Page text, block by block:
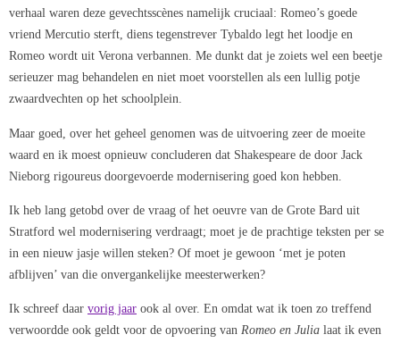
verhaal waren deze gevechtsscènes namelijk cruciaal: Romeo’s goede
vriend Mercutio sterft, diens tegenstrever Tybaldo legt het loodje en
Romeo wordt uit Verona verbannen. Me dunkt dat je zoiets wel een beetje
serieuzer mag behandelen en niet moet voorstellen als een lullig potje
zwaardvechten op het schoolplein.
Maar goed, over het geheel genomen was de uitvoering zeer de moeite
waard en ik moest opnieuw concluderen dat Shakespeare de door Jack
Nieborg rigoureus doorgevoerde modernisering goed kon hebben.
Ik heb lang getobd over de vraag of het oeuvre van de Grote Bard uit
Stratford wel modernisering verdraagt; moet je de prachtige teksten per se
in een nieuw jasje willen steken? Of moet je gewoon ‘met je poten
afblijven’ van die onvergankelijke meesterwerken?
Ik schreef daar vorig jaar ook al over. En omdat wat ik toen zo treffend
verwoordde ook geldt voor de opvoering van Romeo en Julia laat ik even